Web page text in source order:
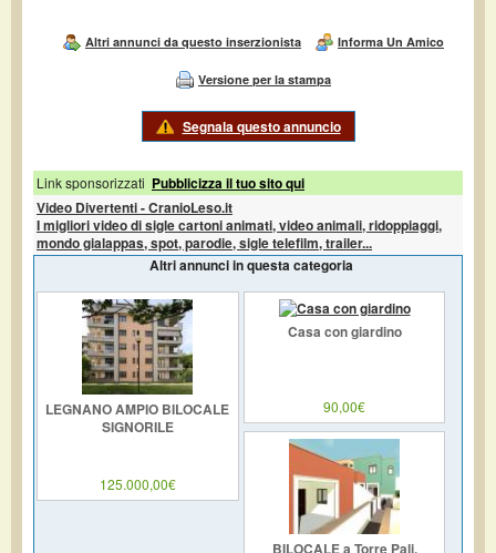
Altri annunci da questo inserzionista Informa Un Amico
Versione per la stampa
Segnala questo annuncio
Link sponsorizzati Pubblicizza il tuo sito qui
Video Divertenti - CranioLeso.it
I migliori video di sigle cartoni animati, video animali, ridoppiaggi,
mondo gialappas, spot, parodie, sigle telefilm, trailer...
Altri annunci in questa categoria
LEGNANO AMPIO BILOCALE
SIGNORILE
125.000,00€
Casa con giardino
90,00€
BILOCALE a Torre Pali,